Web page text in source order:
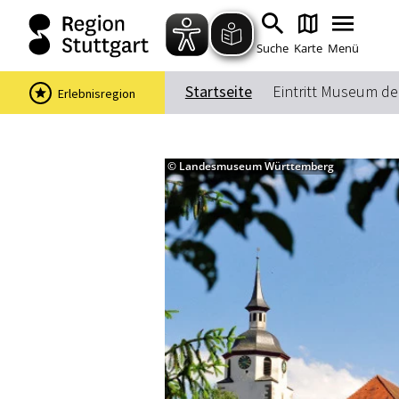
Suche Karte Menü
Startseite Eintritt Museum
Erlebnisregion
© Landesmuseum Württemberg